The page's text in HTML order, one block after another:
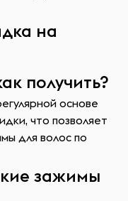
на
получить?
основе
что позволяет
для волос по
зажимы